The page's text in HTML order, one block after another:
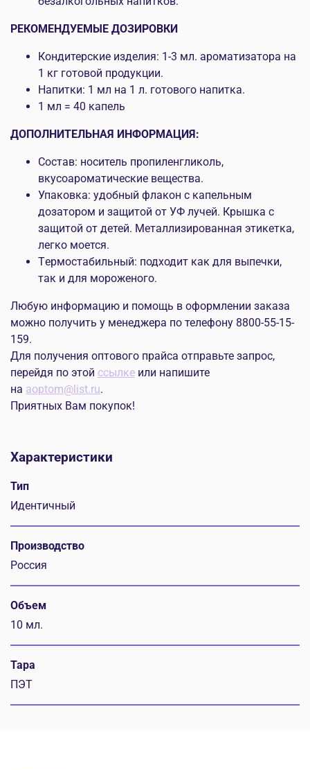
РЕКОМЕНДУЕМЫЕ ДОЗИРОВКИ
Кондитерские изделия: 1-3 мл. ароматизатора на
1 кг готовой продукции.
Напитки: 1 мл на 1 л. готового напитка.
1 мл = 40 капель
ДОПОЛНИТЕЛЬНАЯ ИНФОРМАЦИЯ:
Состав: носитель пропиленгликоль,
вкусоароматические вещества.
Упаковка: удобный флакон с капельным
дозатором и защитой от УФ лучей. Крышка с
защитой от детей. Металлизированная этикетка,
легко моется.
Термостабильный: подходит как для выпечки,
так и для мороженого.
Любую информацию и помощь в оформлении заказа
можно получить у менеджера по телефону 8800-55-15-
159.
Для получения оптового прайса отправьте запрос,
перейдя по этой ссылке или напишите
на aoptom@list.ru.
Приятных Вам покупок!
Характеристики
Тип
Идентичный
Производство
Россия
Объем
10 мл.
Тара
ПЭТ